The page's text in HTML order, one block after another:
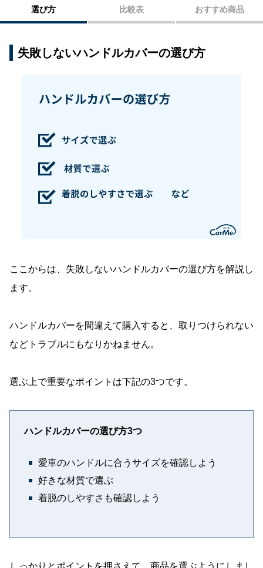
選び方 比較表 おすすめ商品
失敗しないハンドルカバーの選び方
ここからは、失敗しないハンドルカバーの選び方を解説し
ます。
ハンドルカバーを間違えて購入すると、取りつけられない
などトラブルにもなりかねません。
選ぶ上で重要なポイントは下記の3つです。
ハンドルカバーの選び方3つ
愛車のハンドルに合うサイズを確認しよう
好きな材質で選ぶ
着脱のしやすさも確認しよう